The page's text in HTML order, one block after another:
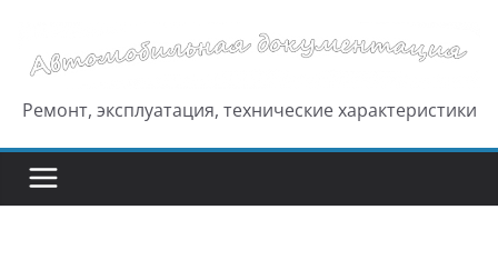
содержимому
Ремонт, эксплуатация, технические характеристики